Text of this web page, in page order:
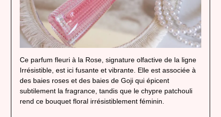
Ce parfum fleuri à la Rose, signature olfactive de la ligne
Irrésistible, est ici fusante et vibrante. Elle est associée à
des baies roses et des baies de Goji qui épicent
subtilement la fragrance, tandis que le chypre patchouli
rend ce bouquet floral irrésistiblement féminin.